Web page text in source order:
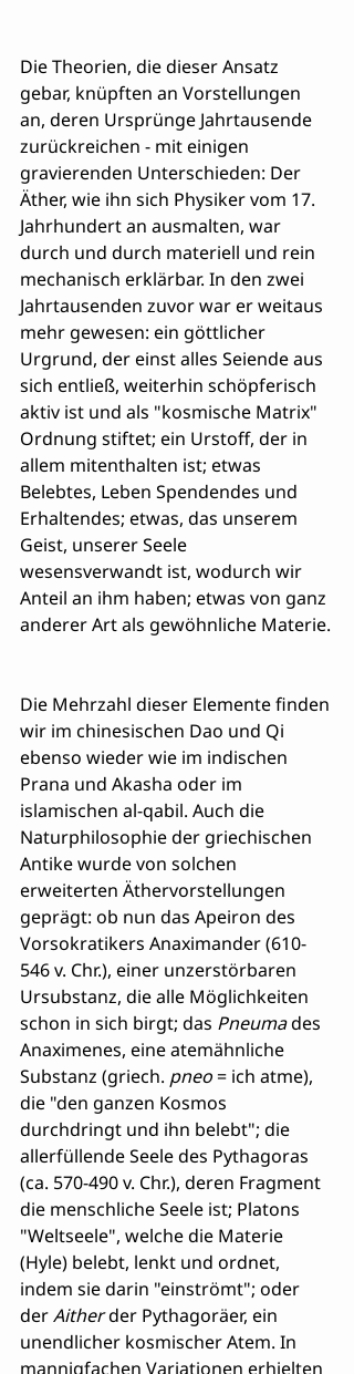
Die Theorien, die dieser Ansatz
gebar, knüpften an Vorstellungen
an, deren Ursprünge Jahrtausende
zurückreichen - mit einigen
gravierenden Unterschieden: Der
Äther, wie ihn sich Physiker vom 17.
Jahrhundert an ausmalten, war
durch und durch materiell und rein
mechanisch erklärbar. In den zwei
Jahrtausenden zuvor war er weitaus
mehr gewesen: ein göttlicher
Urgrund, der einst alles Seiende aus
sich entließ, weiterhin schöpferisch
aktiv ist und als "kosmische Matrix"
Ordnung stiftet; ein Urstoff, der in
allem mitenthalten ist; etwas
Belebtes, Leben Spendendes und
Erhaltendes; etwas, das unserem
Geist, unserer Seele
wesensverwandt ist, wodurch wir
Anteil an ihm haben; etwas von ganz
anderer Art als gewöhnliche Materie.
Die Mehrzahl dieser Elemente finden
wir im chinesischen Dao und Qi
ebenso wieder wie im indischen
Prana und Akasha oder im
islamischen al-qabil. Auch die
Naturphilosophie der griechischen
Antike wurde von solchen
erweiterten Äthervorstellungen
geprägt: ob nun das Apeiron des
Vorsokratikers Anaximander (610-
546 v. Chr.), einer unzerstörbaren
Ursubstanz, die alle Möglichkeiten
schon in sich birgt; das Pneuma des
Anaximenes, eine atemähnliche
Substanz (griech. pneo = ich atme),
die "den ganzen Kosmos
durchdringt und ihn belebt"; die
allerfüllende Seele des Pythagoras
(ca. 570-490 v. Chr.), deren Fragment
die menschliche Seele ist; Platons
"Weltseele", welche die Materie
(Hyle) belebt, lenkt und ordnet,
indem sie darin "einströmt"; oder
der Aither der Pythagoräer, ein
unendlicher kosmischer Atem. In
mannigfachen Variationen erhielten